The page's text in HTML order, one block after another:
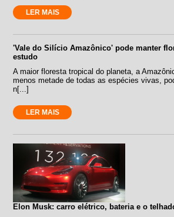
LER MAIS
'Vale do Silício Amazônico' pode manter
estudo
A maior floresta tropical do planeta, a
menos metade de todas as espécies vivas,
n[...]
LER MAIS
Elon Musk: carro elétrico, bateria e o